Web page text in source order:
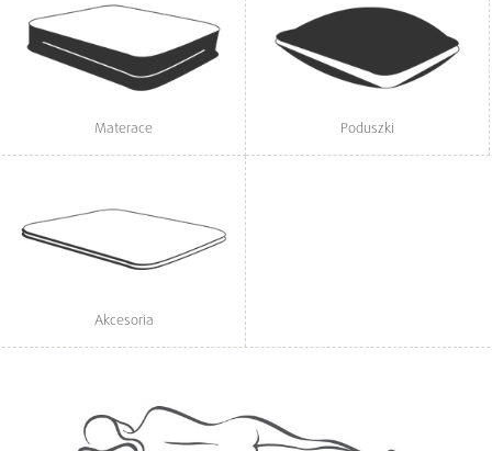
Materace Poduszki
Akcesoria